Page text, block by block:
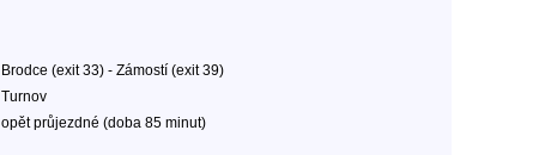
Brodce (exit 33) - Zámostí (exit 39)
Turnov
opět průjezdné (doba 85 minut)